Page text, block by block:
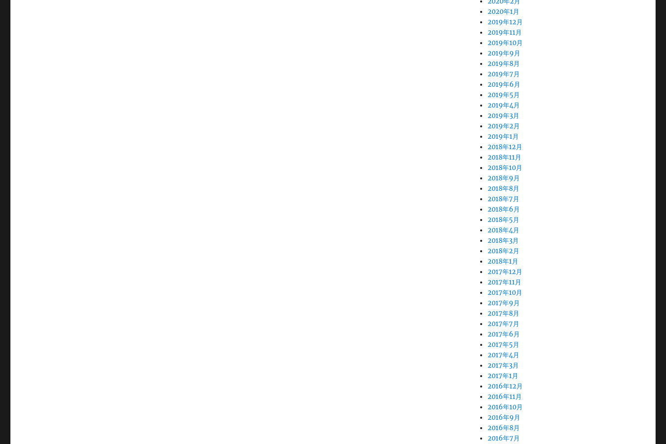
2020年1月
2019年12月
2019年11月
2019年10月
2019年9月
2019年8月
2019年7月
2019年6月
2019年5月
2019年4月
2019年3月
2019年2月
2019年1月
2018年12月
2018年11月
2018年10月
2018年9月
2018年8月
2018年7月
2018年6月
2018年5月
2018年4月
2018年3月
2018年2月
2018年1月
2017年12月
2017年11月
2017年10月
2017年9月
2017年8月
2017年7月
2017年6月
2017年5月
2017年4月
2017年3月
2017年1月
2016年12月
2016年11月
2016年10月
2016年9月
2016年8月
2016年7月